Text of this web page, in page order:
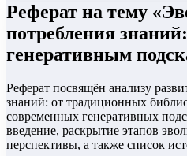
Реферат на тему «
потребления
генеративным
Реферат посвящён анализу
знаний: от традиционных
современных генеративных
введение, раскрытие этапов
перспективы, а также список